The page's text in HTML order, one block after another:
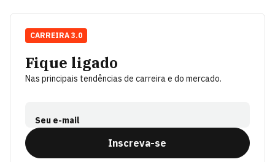
Fique ligado
Nas principais tendências de carreira e do mercado.
Seu e-mail
Inscreva-se
CARREIRA 3.0